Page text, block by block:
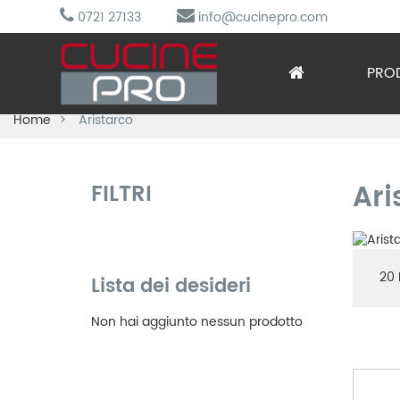
0721 27133 info@cucinepro.com
Home Aristarco
FILTRI
Lista dei desideri
Non hai aggiunto nessun prodotto
20